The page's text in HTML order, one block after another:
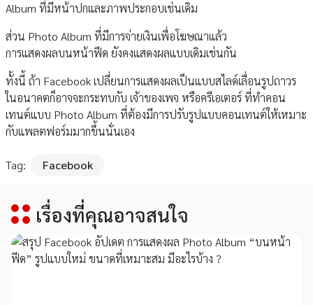
Album ที่มีหน้าปกและภาพประกอบเช่นเดิม
ส่วน Photo Album ที่มีการจ่ายเงินเพื่อโฆษณาแล้ว
การแสดงผลบนหน้าฟีด ยังคงแสดงผลแบบเดิมเช่นกัน
ทั้งนี้ ถ้า Facebook เปลี่ยนการแสดงผลเป็นแบบสไลด์เลื่อนรูปถาวร
ในอนาคตก็อาจจะกระทบกับ เจ้าของเพจ หรือครีเอเตอร์ ที่ทำคอน
เทนต์แบบ Photo Album ที่ต้องมีการปรับรูปแบบคอนเทนต์ให้เหมาะ
กับแพลตฟอร์มมากขึ้นนั่นเอง
Tag: Facebook
เรื่องที่คุณอาจสนใจ